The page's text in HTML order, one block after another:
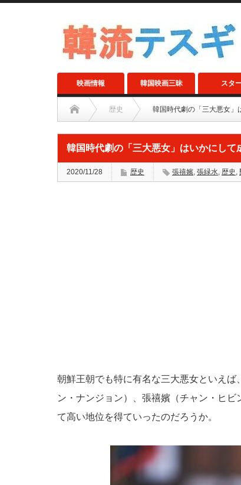
映画情報 韓国映画三昧 スタ
歴史 韓国時代劇の「三大悪女」
韓国時代劇の「三大悪女」はいかにして
2020/11/28 歴史 張禧嬪, 張緑水, 歴史 ,
朝鮮王朝でも特に有名な三大悪女といえ
ン・ナンジョン）、張禧嬪（チャン・ヒ
て高い地位を得ていったのだろうか。